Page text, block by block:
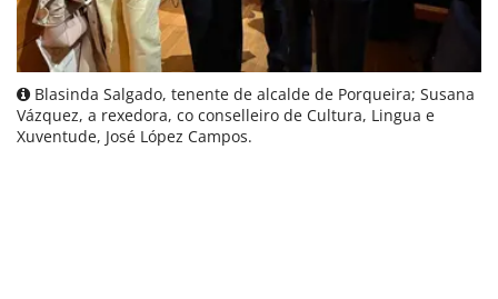
Blasinda Salgado, tenente de alcalde de Porqueira; Susana
Vázquez, a rexedora, co conselleiro de Cultura, Lingua e
Xuventude, José López Campos.